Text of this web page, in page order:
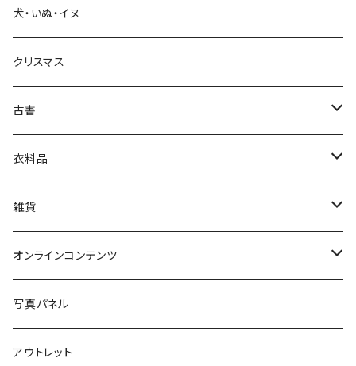
生活・暮らし
芸術・絵画・写真
絵本・児童書
娯楽・エンターテインメント
犬・いぬ・イヌ
クリスマス
古書
古書セット
美術
衣料品
POLEWARDS
Tシャツ
雑貨
バッグ
ブックカバー
マグカップ
オンラインコンテンツ
冒険クロストーク
写真パネル
アウトレット